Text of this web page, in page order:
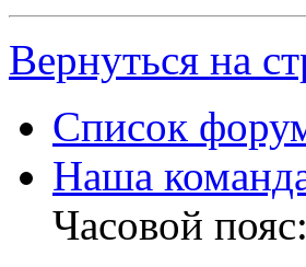
Вернуться на
Список
Наша
Часовой